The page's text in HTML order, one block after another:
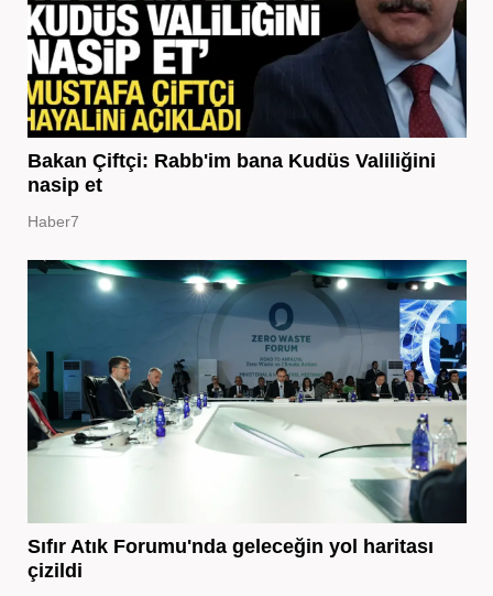
Bakan Çiftçi: Rabb'im bana Kudüs Valiliğini
nasip et
Haber7
Sıfır Atık Forumu'nda geleceğin yol haritası
çizildi